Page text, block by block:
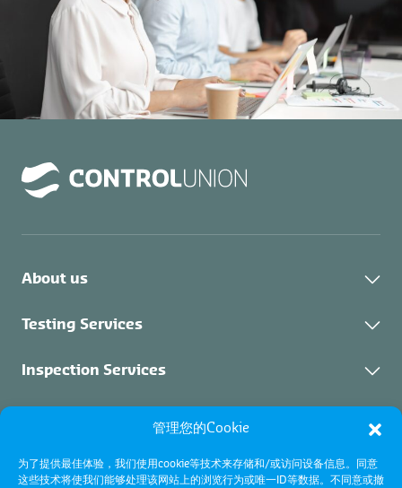
管理您的Cookie
为了提供最佳体验，我们使用cookie等技术来存储和/或访问设备信息。同意
这些技术将使我们能够处理该网站上的浏览行为或唯一ID等数据。不同意或撤
About us
关于我们
船舶性能中心（VPC）
Testing Services
实验室检测
Inspection Services
工业检验
关于证书